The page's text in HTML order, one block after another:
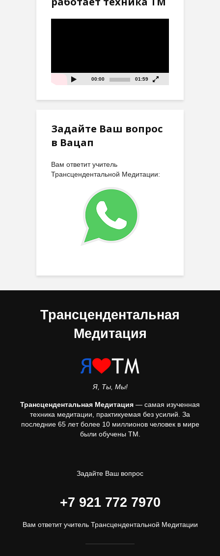
00:00 01:59
Задайте Ваш вопрос
в Вацап
Вам ответит учитель
Трансцендентальной Медитации:
Трансцендентальная
Медитация
Я, Ты, Мы!
Трансцендентальная Медитация — самая изученная
техника медитации, практикуемая без усилий. За
последние 65 лет более 10 миллионов человек в мире
были обучены ТМ.
Задайте Ваш вопрос
+7 921 772 7970
Вам ответит учитель Трансцендентальной Медитации